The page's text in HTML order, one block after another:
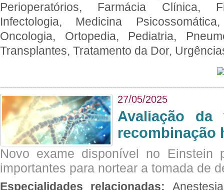
Perioperatórios, Farmácia Clínica,
Infectologia, Medicina
Oncologia, Ortopedia, Pediatria,
Transplantes, Tratamento da Dor,
27/05/2025
Avaliação
recombinação
Novo exame disponível no Einstein
importantes para nortear a tomada de
Especialidades relacionadas: